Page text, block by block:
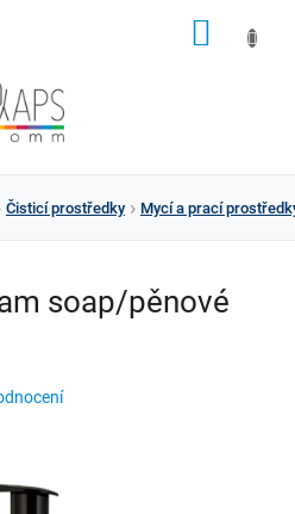
Čisticí prostředky Mycí a prací
soap/pěnové